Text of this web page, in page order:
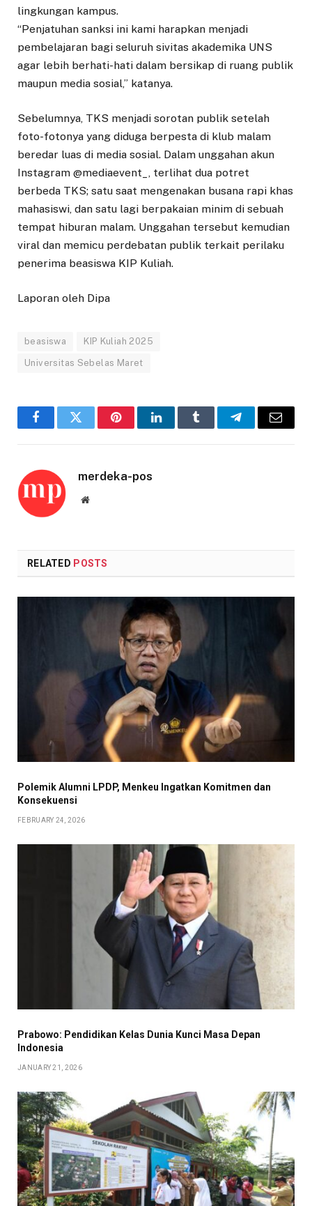
lingkungan kampus.
“Penjatuhan sanksi ini kami harapkan menjadi
pembelajaran bagi seluruh sivitas akademika UNS
agar lebih berhati-hati dalam bersikap di ruang publik
maupun media sosial,” katanya.
Sebelumnya, TKS menjadi sorotan publik setelah
foto-fotonya yang diduga berpesta di klub malam
beredar luas di media sosial. Dalam unggahan akun
Instagram @mediaevent_, terlihat dua potret
berbeda TKS; satu saat mengenakan busana rapi khas
mahasiswi, dan satu lagi berpakaian minim di sebuah
tempat hiburan malam. Unggahan tersebut kemudian
viral dan memicu perdebatan publik terkait perilaku
penerima beasiswa KIP Kuliah.
Laporan oleh Dipa
beasiswa KIP Kuliah 2025
Universitas Sebelas Maret
FacebookTwitter PinterestLinkedInTumblr TelegramEmail
merdeka-pos
Website
RELATED POSTS
Polemik Alumni LPDP, Menkeu Ingatkan Komitmen dan
Konsekuensi
FEBRUARY 24, 2026
Prabowo: Pendidikan Kelas Dunia Kunci Masa Depan
Indonesia
JANUARY 21, 2026